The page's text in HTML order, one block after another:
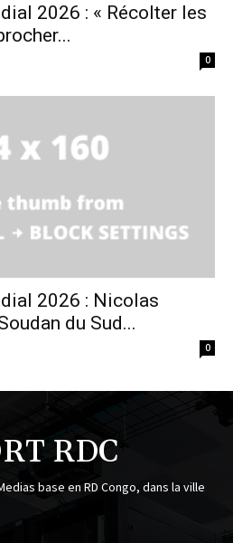
2026 : « Récolter les
0
2026 : Nicolas
du Sud...
0
RDC
base en RD Congo, dans la ville